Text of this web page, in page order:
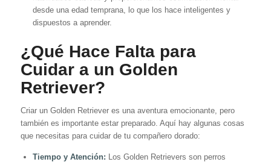
desde una edad temprana, lo que los hace inteligentes y
dispuestos a aprender.
¿Qué Hace Falta para
Cuidar a un Golden
Retriever?
Criar un Golden Retriever es una aventura emocionante, pero
también es importante estar preparado. Aquí hay algunas cosas
que necesitas para cuidar de tu compañero dorado:
Tiempo y Atención: Los Golden Retrievers son perros